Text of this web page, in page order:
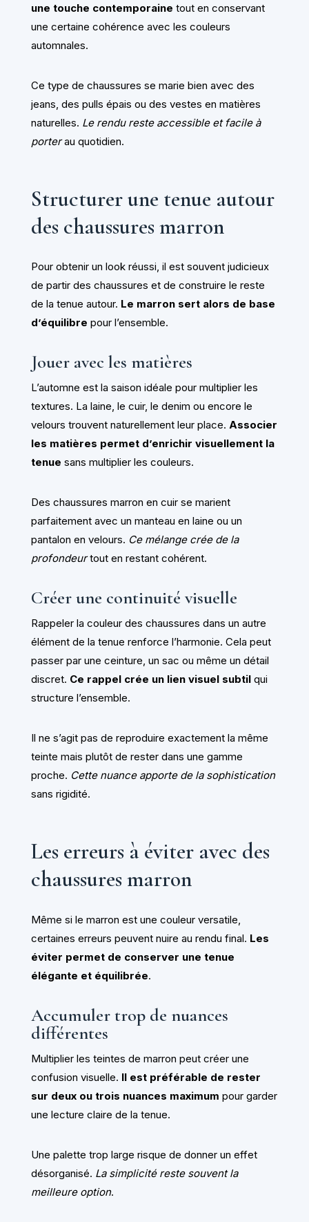
une touche contemporaine tout en conservant
une certaine cohérence avec les couleurs
automnales.
Ce type de chaussures se marie bien avec des
jeans, des pulls épais ou des vestes en matières
naturelles. Le rendu reste accessible et facile à
porterau quotidien.
Structurer une tenue autour
des chaussures marron
Pour obtenir un look réussi, il est souvent judicieux
de partir des chaussures et de construire le reste
de la tenue autour. Le marron sert alors de base
d’équilibre pour l’ensemble.
Jouer avec les matières
L’automne est la saison idéale pour multiplier les
textures. La laine, le cuir, le denim ou encore le
velours trouvent naturellement leur place. Associer
les matières permet d’enrichir visuellement la
tenue sans multiplier les couleurs.
Des chaussures marron en cuir se marient
parfaitement avec un manteau en laine ou un
pantalon en velours. Ce mélange crée de la
profondeurtout en restant cohérent.
Créer une continuité visuelle
Rappeler la couleur des chaussures dans un autre
élément de la tenue renforce l’harmonie. Cela peut
passer par une ceinture, un sac ou même un détail
discret. Ce rappel crée un lien visuel subtilqui
structure l’ensemble.
Il ne s’agit pas de reproduire exactement la même
teinte mais plutôt de rester dans une gamme
proche. Cette nuance apporte de la sophistication
sans rigidité.
Les erreurs à éviter avec des
chaussures marron
Même si le marron est une couleur versatile,
certaines erreurs peuvent nuire au rendu final. Les
éviter permet de conserver une tenue
élégante et équilibrée.
Accumuler trop de nuances
différentes
Multiplier les teintes de marron peut créer une
confusion visuelle. Il est préférable de rester
sur deux ou trois nuances maximum pour garder
une lecture claire de la tenue.
Une palette trop large risque de donner un effet
désorganisé. La simplicité reste souvent la
meilleure option.